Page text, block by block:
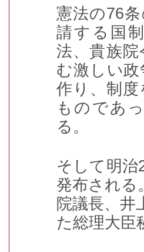
憲法の76
請する国
法、貴族
む激しい政
作り、制
ものであ
る。
そして明治
発布される
院議長、井
た総理大臣